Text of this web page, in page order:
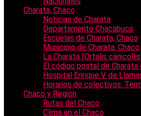
Charata, Chaco
Noticias de Charata
Departamento Chacabuco
Escuelas de Charata, Chaco
Municipio de Charata, Chaco
La Charata (Ortalis
El código postal de Charata
Hospital Enrique V. de
Horarios de colectivos:
Chaco y Región
Rutas del Chaco
Clima en el Chaco